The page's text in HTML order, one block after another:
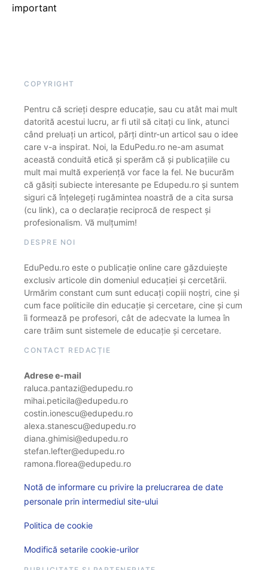
important
COPYRIGHT
Pentru că scrieți despre educație, sau cu atât mai mult
datorită acestui lucru, ar fi util să citați cu link, atunci
când preluați un articol, părți dintr-un articol sau o idee
care v-a inspirat. Noi, la EduPedu.ro ne-am asumat
această conduită etică și sperăm că și publicațiile cu
mult mai multă experiență vor face la fel. Ne bucurăm
că găsiți subiecte interesante pe Edupedu.ro și suntem
siguri că înțelegeți rugămintea noastră de a cita sursa
(cu link), ca o declarație reciprocă de respect și
profesionalism. Vă mulțumim!
DESPRE NOI
EduPedu.ro este o publicație online care găzduiește
exclusiv articole din domeniul educației și cercetării.
Urmărim constant cum sunt educați copiii noștri, cine și
cum face politicile din educație și cercetare, cine și cum
îi formează pe profesori, cât de adecvate la lumea în
care trăim sunt sistemele de educație și cercetare.
CONTACT REDACȚIE
Adrese e-mail
raluca.pantazi@edupedu.ro
mihai.peticila@edupedu.ro
costin.ionescu@edupedu.ro
alexa.stanescu@edupedu.ro
diana.ghimisi@edupedu.ro
stefan.lefter@edupedu.ro
ramona.florea@edupedu.ro
Notă de informare cu privire la prelucrarea de date
personale prin intermediul site-ului
Politica de cookie
Modifică setarile cookie-urilor